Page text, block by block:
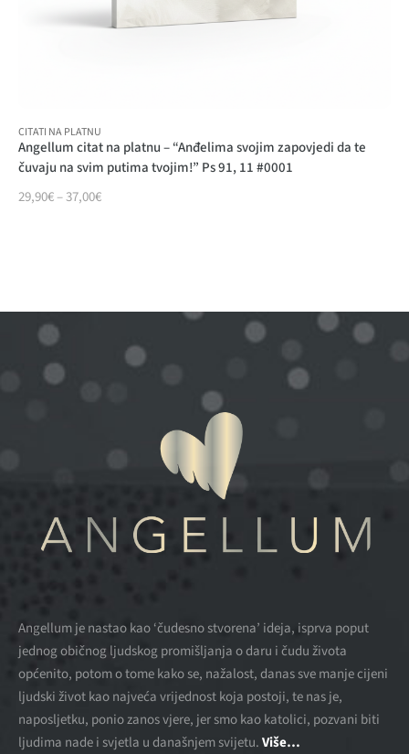
CITATI NA PLATNU
Angellum citat na platnu – “Anđelima svojim zapovjedi da te
čuvaju na svim putima tvojim!” Ps 91, 11 #0001
29,90€–37,00€
Angellum je nastao kao ‘čudesno stvorena’ ideja, isprva poput
jednog običnog ljudskog promišljanja o daru i čudu života
općenito, potom o tome kako se, nažalost, danas sve manje cijeni
ljudski život kao najveća vrijednost koja postoji, te nas je,
naposljetku, ponio zanos vjere, jer smo kao katolici, pozvani biti
ljudima nade i svjetla u današnjem svijetu.Više…